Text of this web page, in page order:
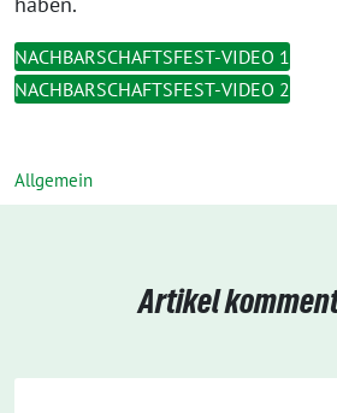
NACHBARSCHAFTSFEST-VIDEO 1
NACHBARSCHAFTSFEST-VIDEO 2
Allgemein
Artikel